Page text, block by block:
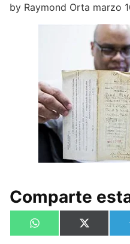
by Raymond Orta marzo
Comparte
Compartir
en
W
h
en
X
(